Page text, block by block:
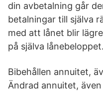
din avbetalning går
betalningar till själva
med att lånet blir
på själva lånebeloppet.
Bibehållen annuitet,
Ändrad annuitet,